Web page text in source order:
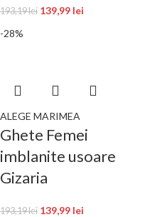
193,19lei 139,99 lei
-28%
ALEGE MARIMEA
Ghete Femei
imblanite usoare
Gizaria
193,19lei 139,99 lei